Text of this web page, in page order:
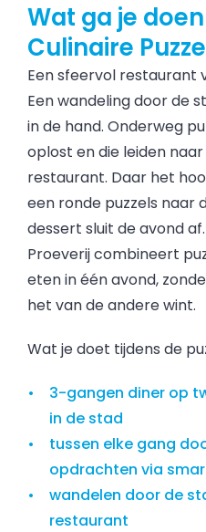
Wat ga je
Culinaire
Een sfeervol restaurant
Een wandeling door de
in de hand. Onderweg
oplost en die leiden
restaurant. Daar het
een ronde puzzels naar
dessert sluit de avond
Proeverij combineert
eten in één avond,
het van de andere wint.
Wat je doet tijdens de
3-gangen diner op
in de stad
tussen elke gang
opdrachten via
wandelen door de
restaurant